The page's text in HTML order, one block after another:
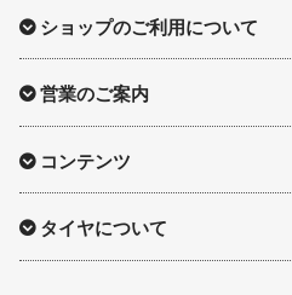
ロング球面ナット
ショート球面ナット
貫通ナット
ショップのご利用について
営業のご案内
コンテンツ
タイヤについて